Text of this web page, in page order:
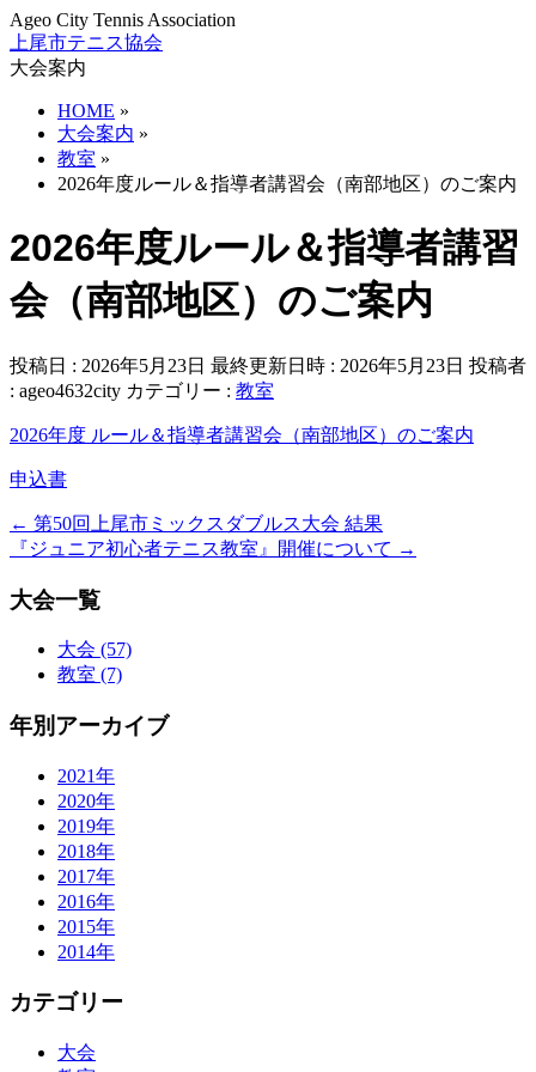
Ageo City Tennis Association
上尾市テニス協会
大会案内
HOME »
大会案内 »
教室 »
2026年度ルール＆指導者講習会（南部地区）のご案内
2026年度ルール＆指導者講習
会（南部地区）のご案内
投稿日 : 2026年5月23日 最終更新日時 : 2026年5月23日 投稿者
: ageo4632city カテゴリー : 教室
2026年度 ルール＆指導者講習会（南部地区）のご案内
申込書
← 第50回上尾市ミックスダブルス大会 結果
『ジュニア初心者テニス教室』開催について →
大会一覧
大会 (57)
教室 (7)
年別アーカイブ
2021年
2020年
2019年
2018年
2017年
2016年
2015年
2014年
カテゴリー
大会